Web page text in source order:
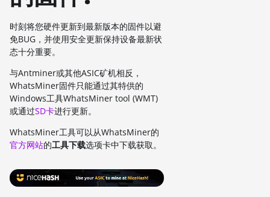
时刻将您硬件更新到最新版本的固件以避
免BUG，并使用安全更新保持设备最新状
态十分重要。
与Antminer或其他ASIC矿机相反，
WhatsMiner固件只能通过其特供的
Windows工具WhatsMiner tool (WMT)
或通过SD卡进行更新。
WhatsMiner工具可以从WhatsMiner的
官方网站的工具下载选项卡中下载获取。